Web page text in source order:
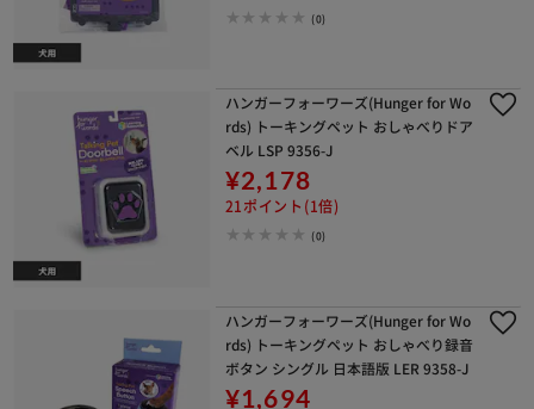
(0)
ハンガーフォーワーズ(Hunger for Wo
rds) トーキングペット おしゃべりドア
ベル LSP 9356-J
¥2,178
21ポイント(1倍)
(0)
ハンガーフォーワーズ(Hunger for Wo
rds) トーキングペット おしゃべり録音
ボタン シングル 日本語版 LER 9358-J
¥1,694